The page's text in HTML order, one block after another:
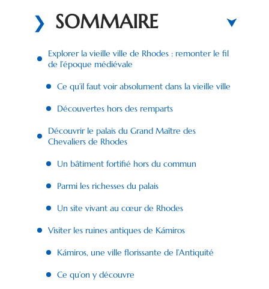
SOMMAIRE
Explorer la vieille ville de Rhodes : remonter le fil
de l’époque médiévale
Ce qu’il faut voir absolument dans la vieille ville
Découvertes hors des remparts
Découvrir le palais du Grand Maître des
Chevaliers de Rhodes
Un bâtiment fortifié hors du commun
Parmi les richesses du palais
Un site vivant au cœur de Rhodes
Visiter les ruines antiques de Kámiros
Kámiros, une ville florissante de l’Antiquité
Ce qu’on y découvre